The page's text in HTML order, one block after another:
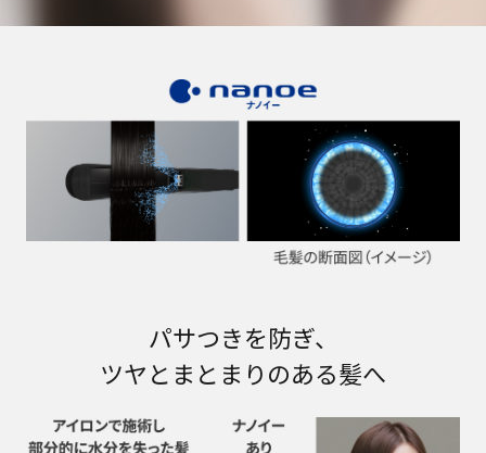
パサつきを防ぎ、
ツヤとまとまりのある髪へ